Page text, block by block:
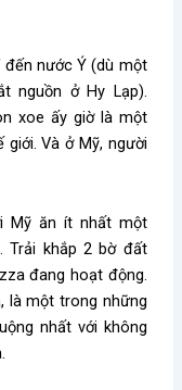
nước Ý (dù một
nguồn ở Hy Lạp).
xoe ấy giờ là một
Và ở Mỹ, người
Mỹ ăn ít nhất một
. Trải khắp 2 bờ đất
đang hoạt động.
là một trong những
nhất với không